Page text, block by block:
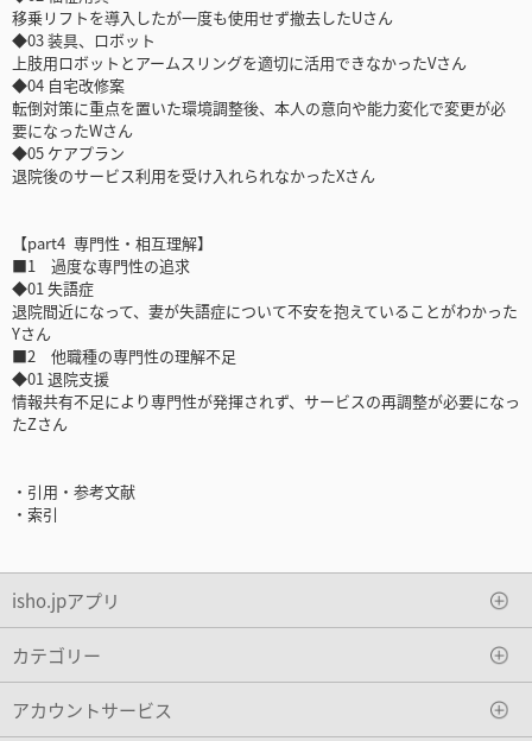
移乗リフトを導入したが一度も使用せず撤去したUさん
◆03 装具、ロボット
上肢用ロボットとアームスリングを適切に活用できなかったVさん
◆04 自宅改修案
転倒対策に重点を置いた環境調整後、本人の意向や能力変化で変更が必
要になったWさん
◆05 ケアプラン
退院後のサービス利用を受け入れられなかったXさん
【part4 専門性・相互理解】
■1 過度な専門性の追求
◆01 失語症
退院間近になって、妻が失語症について不安を抱えていることがわかった
Yさん
■2 他職種の専門性の理解不足
◆01 退院支援
情報共有不足により専門性が発揮されず、サービスの再調整が必要になっ
たZさん
・引用・参考文献
・索引
isho.jpアプリ
カテゴリー
アカウントサービス